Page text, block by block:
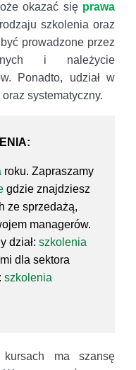
okazać się prawa
szkolenia oraz
prowadzone przez
i należycie
Ponadto, udział w
systematyczny.
roku. Zapraszamy
gdzie znajdziesz
ze sprzedażą,
managerów.
dział: szkolenia
dla sektora
szkolenia
ma szansę